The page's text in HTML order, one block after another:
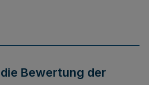
Bewertung der